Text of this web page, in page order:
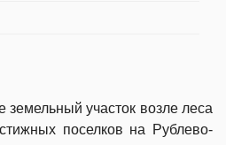
земельный участок возле леса
поселков на Рублево-